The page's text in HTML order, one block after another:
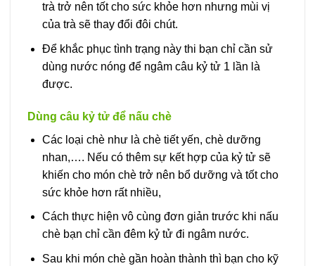
trà trở nên tốt cho sức khỏe hơn nhưng mùi vị
của trà sẽ thay đổi đôi chút.
Để khắc phục tình trạng này thi bạn chỉ cần sử
dùng nước nóng để ngâm câu kỷ tử 1 lần là
được.
Dùng câu kỷ tử để nấu chè
Các loại chè như là chè tiết yến, chè dưỡng
nhan,…. Nếu có thêm sự kết hợp của kỷ tử sẽ
khiến cho món chè trở nên bổ dưỡng và tốt cho
sức khỏe hơn rất nhiều,
Cách thực hiện vô cùng đơn giản trước khi nấu
chè bạn chỉ cần đêm kỷ tử đi ngâm nước.
Sau khi món chè gần hoàn thành thì bạn cho kỹ